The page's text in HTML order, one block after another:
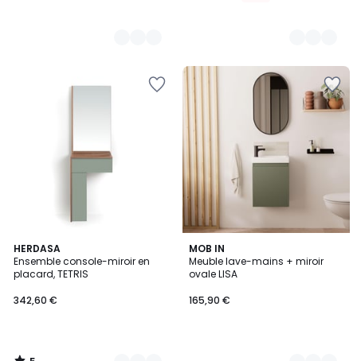
HERDASA
Ensemble console-miroir en
placard, TETRIS
342,60 €
5
/
5
6
Couleurs
MOB IN
Meuble lave-mains + miroir
ovale LISA
165,90 €
4
Couleurs